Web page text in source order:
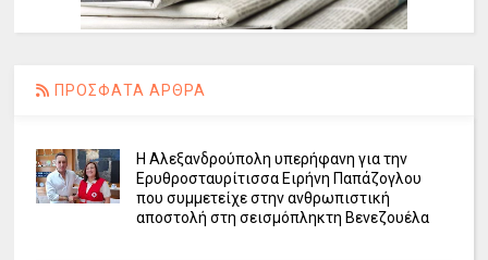
ΠΡΟΣΦΑΤΑ ΑΡΘΡΑ
Η Αλεξανδρούπολη υπερήφανη για την
Ερυθροσταυρίτισσα Ειρήνη Παπάζογλου
που συμμετείχε στην ανθρωπιστική
αποστολή στη σεισμόπληκτη Βενεζουέλα